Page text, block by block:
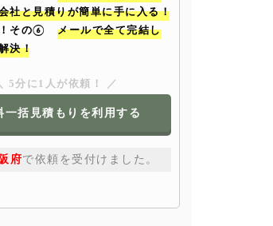
社と見積りが簡単に手に入る！
その⑥
メールで全て完結し
決！
5分に1人が依頼！ ／
一括見積もりを利用する
府で依頼を受付けました。